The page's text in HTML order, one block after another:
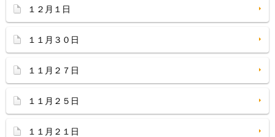
１２月１日
１１月３０日
１１月２７日
１１月２５日
１１月２１日